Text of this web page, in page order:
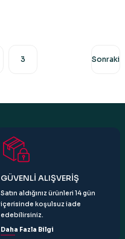
3
GÜVENLİ ALIŞVERİŞ
Satın aldığınız ürünleri 14 gün
içerisinde koşulsuz iade
edebilirsiniz.
Daha Fazla Bilgi